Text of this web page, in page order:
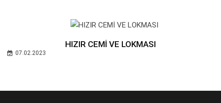
HIZIR CEMİ VE LOKMASI
07.02.2023